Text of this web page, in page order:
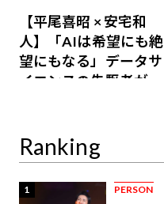
【平尾喜昭 × 安宅和
人】「AIは希望にも絶
望にもなる」データサ
イエンスの先駆者が語
Ranking
1 PERSON